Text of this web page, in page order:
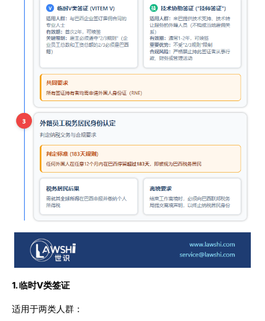
1. 临时V类签证
适用于两类人群：